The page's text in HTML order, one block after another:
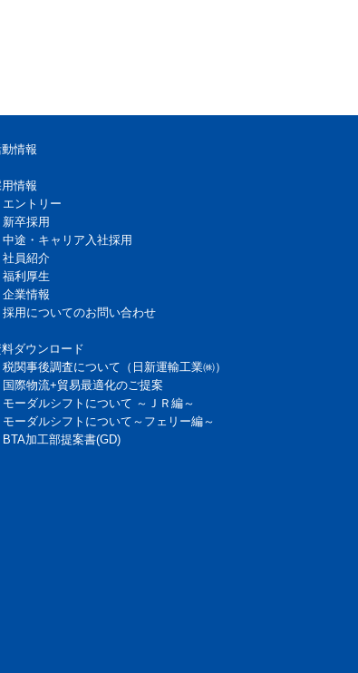
情報
情報
エントリー
新卒採用
中途・キャリア入社採用
社員紹介
福利厚生
企業情報
採用についてのお問い合わせ
料ダウンロード
税関事後調査について（日新運輸工業㈱）
国際物流+貿易最適化のご提案
モーダルシフトについて ～ＪＲ編～
モーダルシフトについて～フェリー編～
BTA加工部提案書(GD)